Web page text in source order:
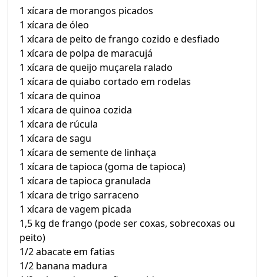
1 xícara de morangos picados
1 xícara de óleo
1 xícara de peito de frango cozido e desfiado
1 xícara de polpa de maracujá
1 xícara de queijo muçarela ralado
1 xícara de quiabo cortado em rodelas
1 xícara de quinoa
1 xícara de quinoa cozida
1 xícara de rúcula
1 xícara de sagu
1 xícara de semente de linhaça
1 xícara de tapioca (goma de tapioca)
1 xícara de tapioca granulada
1 xícara de trigo sarraceno
1 xícara de vagem picada
1,5 kg de frango (pode ser coxas, sobrecoxas ou
peito)
1/2 abacate em fatias
1/2 banana madura